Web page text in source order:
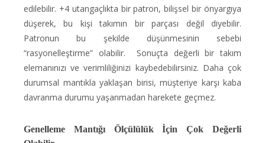
edilebilir. +4 utangaçlıkta bir patron, bilişsel bir önyargıya
düşerek, bu kişi takımın bir parçası değil diyebilir.
Patronun bu şekilde düşünmesinin sebebi
“rasyonelleştirme” olabilir. Sonuçta değerli bir takım
elemanınızı ve verimliliğinizi kaybedebilirsiniz. Daha çok
durumsal mantıkla yaklaşan birisi, müşteriye karşı kaba
davranma durumu yaşanmadan harekete geçmez.
Genelleme Mantığı Ölçülülük İçin Çok Değerli